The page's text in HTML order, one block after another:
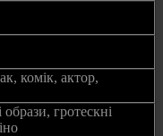
комік, актор,
гротескні